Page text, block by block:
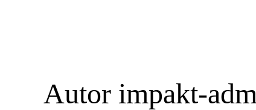
Autor impakt-